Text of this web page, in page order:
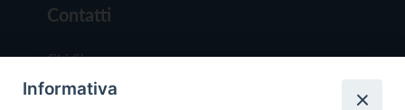
Contatti
Chi Siamo
Redazione
Informativa